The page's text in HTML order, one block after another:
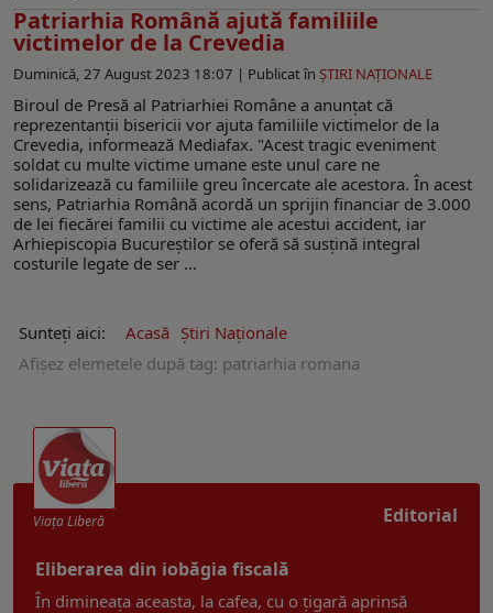
Patriarhia Română ajută familiile
victimelor de la Crevedia
Duminică, 27 August 2023 18:07 | Publicat în ŞTIRI NAŢIONALE
Biroul de Presă al Patriarhiei Române a anunțat că
reprezentanții bisericii vor ajuta familiile victimelor de la
Crevedia, informează Mediafax. "Acest tragic eveniment
soldat cu multe victime umane este unul care ne
solidarizează cu familiile greu încercate ale acestora. În acest
sens, Patriarhia Română acordă un sprijin financiar de 3.000
de lei fiecărei familii cu victime ale acestui accident, iar
Arhiepiscopia Bucureștilor se oferă să susțină integral
costurile legate de ser ...
Sunteți aici: Acasă Ştiri Naţionale
Afişez elemetele după tag: patriarhia romana
Editorial
Viaţa Liberă
Eliberarea din iobăgia fiscală
În dimineața aceasta, la cafea, cu o țigară aprinsă